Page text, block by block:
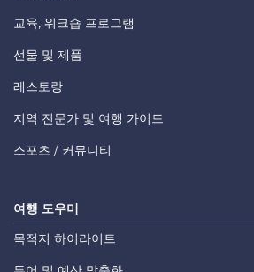
교육, 워크숍 프로그램
선물 및 제품
레스토랑
지역 전문가 및 여행 가이드
스포츠 / 커뮤니티
여행 도우미
목적지 하이라이트